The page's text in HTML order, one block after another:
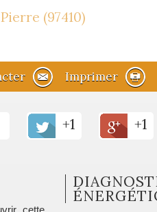
(97410)
Imprimer
+1 +1
cette